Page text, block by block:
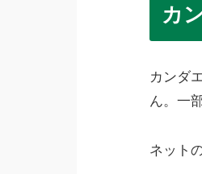
カ
カンダ
ん。一
ネット